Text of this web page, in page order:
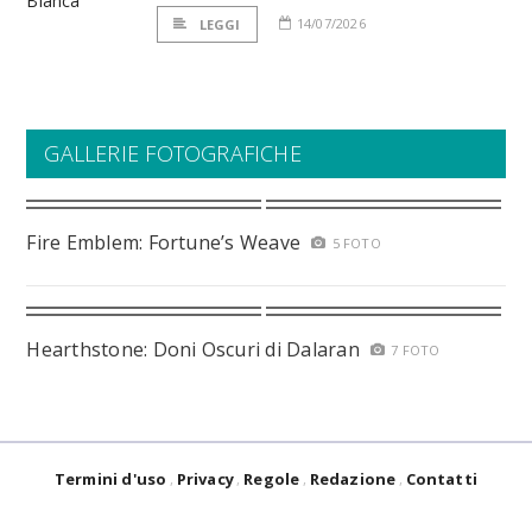
LEGGI 14/07/2026
GALLERIE FOTOGRAFICHE
Fire Emblem: Fortune’s Weave 5 FOTO
Hearthstone: Doni Oscuri di Dalaran 7 FOTO
Termini d'uso Privacy Regole Redazione Contatti